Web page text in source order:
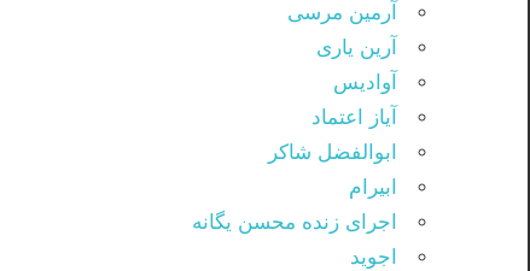
آرمین مرسی
آرین یاری
آوادیس
آیاز اعتماد
ابوالفضل شاکر
ابیرام
اجرای زنده محسن یگانه
اجوید